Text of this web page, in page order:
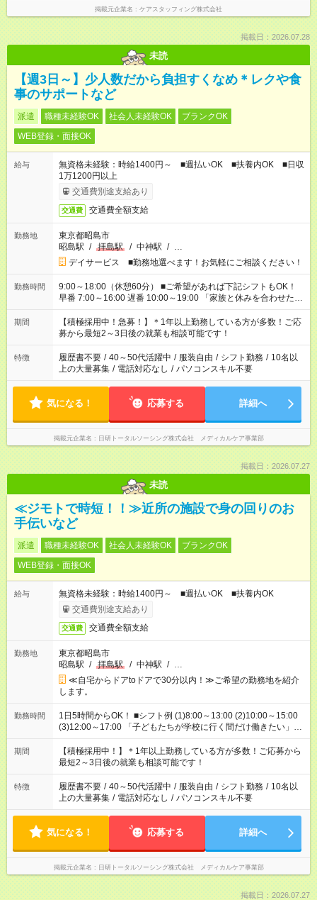
掲載元企業名 ケアスタッフィング株式会社
掲載日：2026.07.28
未読
【週3日～】少人数だから負担すくなめ＊レクや食
事のサポートなど
派遣 職種未経験OK 社会人未経験OK
ブランクOK
WEB登録・面接OK
給与
無資格未経験：時給1400円～ ■週払いOK ■扶養内OK ■日収
1万1200円以上
交通費別途支給あり
交通費 交通費全額支給
勤務地
東京都昭島市
昭島駅 / 拝島駅 / 中神駅 / …
デイサービス ■勤務地選べます！お気軽にご相談ください！
勤務時間
9:00～18:00（休憩60分） ■ご希望があれば下記シフトもOK！
早番 7:00～16:00 遅番 10:00～19:00 「家族と休みを合わせた
い」 「余裕を持って夕飯の準備がしたい」 「できれば残業はし
たくない」 など、ご希望を教えてくださいね。 ※Wワーク希望
の方へ 今ご覧のお仕事で希望する勤務時間と、もう1つのお仕事
の勤務時間。 合計で週40時間を超える場合は応募できません。
期間
【積極採用中！急募！】＊1年以上勤務している方が多数！ご応
募から最短2～3日後の就業も相談可能です！
特徴 履歴書不要 / 40～50代活躍中 / 服装自由 / シフト勤務 / 10名以
上の大量募集 / 電話対応なし / パソコンスキル不要
気になる！ 応募する 詳細へ
掲載元企業名 日研トータルソーシング株式会社 メディカルケア事業部
掲載日：2026.07.27
未読
≪ジモトで時短！！≫近所の施設で身の回りのお
手伝いなど
派遣 職種未経験OK 社会人未経験OK
ブランクOK
WEB登録・面接OK
給与
無資格未経験：時給1400円～ ■週払いOK ■扶養内OK
交通費別途支給あり
交通費 交通費全額支給
勤務地
東京都昭島市
昭島駅 / 拝島駅 / 中神駅 / …
≪自宅からドアtoドアで30分以内！≫ご希望の勤務地を紹介
します。
勤務時間
1日5時間からOK！ ■シフト例 (1)8:00～13:00 (2)10:00～15:00
(3)12:00～17:00 「子どもたちが学校に行く間だけ働きたい」
「余裕を持って夕飯の準備がしたい」 「午前中は働いて、午後
はプライベートの時間にしたい」 など、ご希望を教えてくださ
いね。 ※Wワーク希望の方へ 今ご覧のお仕事で希望する勤務時
間と、もう1つのお仕事の勤務時間。 合計で週40時間を超える
場合は応募できません。
期間
【積極採用中！】＊1年以上勤務している方が多数！ご応募から
最短2～3日後の就業も相談可能です！
特徴 履歴書不要 / 40～50代活躍中 / 服装自由 / シフト勤務 / 10名以
上の大量募集 / 電話対応なし / パソコンスキル不要
気になる！ 応募する 詳細へ
掲載元企業名 日研トータルソーシング株式会社 メディカルケア事業部
掲載日：2026.07.27